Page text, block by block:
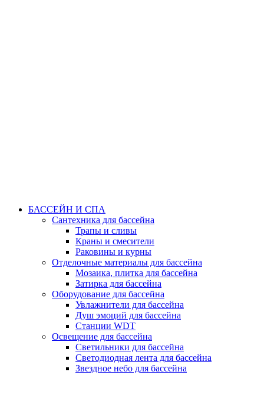
БАССЕЙН И СПА
Сантехника для бассейна
Трапы и сливы
Краны и смесители
Раковины и курны
Отделочные материалы для бассейна
Мозаика, плитка для бассейна
Затирка для бассейна
Оборудование для бассейна
Увлажнители для бассейна
Душ эмоций для бассейна
Станции WDT
Освещение для бассейна
Светильники для бассейна
Светодиодная лента для бассейна
Звездное небо для бассейна